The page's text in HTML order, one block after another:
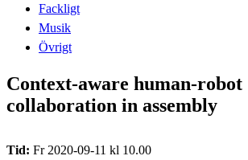
Fackligt
Musik
Övrigt
Context-aware human-robot
collaboration in assembly
Tid: Fr 2020-09-11 kl 10.00